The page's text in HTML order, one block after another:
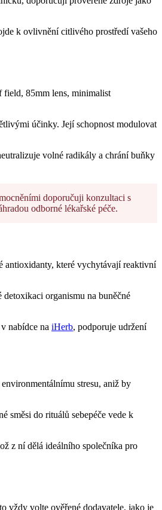
k ovlivnění citlivého prostředí vašeho
účinky. Její schopnost modulovat
volné radikály a chrání buňky
doporučuji konzultaci s
odborné lékařské péče.
antioxidanty, které vychytávají reaktivní
organismu na buněčné
nabídce na iHerb, podporuje udržení
stresu, aniž by
směsi do rituálů sebepéče vede k
z ní dělá ideálního společníka pro
vždy volte ověřené dodavatele, jako je